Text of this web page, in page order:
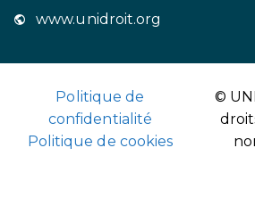
www.unidroit.org
Politique de
confidentialité
Politique de cookies
©